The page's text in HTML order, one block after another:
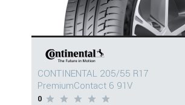
CONTINENTAL 205/55 R17
PremiumContact 6 91V
0